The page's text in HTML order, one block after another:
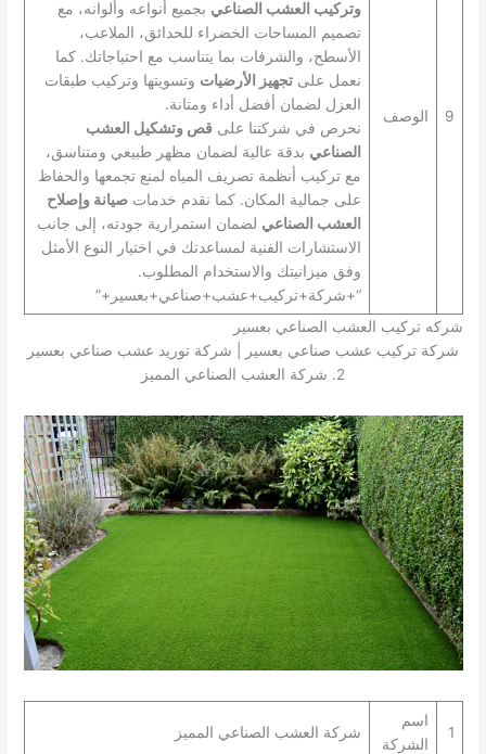
9 الوصف
وتركيب العشب الصناعي بجميع أنواعه وألوانه، مع
تصميم المساحات الخضراء للحدائق، الملاعب،
الأسطح، والشرفات بما يتناسب مع احتياجاتك. كما
نعمل على تجهيز الأرضيات وتسويتها وتركيب طبقات
العزل لضمان أفضل أداء ومتانة.
نحرص في شركتنا على قص وتشكيل العشب
الصناعي بدقة عالية لضمان مظهر طبيعي ومتناسق،
مع تركيب أنظمة تصريف المياه لمنع تجمعها والحفاظ
على جمالية المكان. كما نقدم خدمات صيانة وإصلاح
العشب الصناعي لضمان استمرارية جودته، إلى جانب
الاستشارات الفنية لمساعدتك في اختيار النوع الأمثل
وفق ميزانيتك والاستخدام المطلوب.
“+شركة+تركيب+عشب+صناعي+بعسير+”
شركه تركيب العشب الصناعي بعسير
شركة تركيب عشب صناعي بعسير | شركة توريد عشب صناعي بعسير
2. شركة العشب الصناعي المميز
1
اسم
الشركة
شركة العشب الصناعي المميز